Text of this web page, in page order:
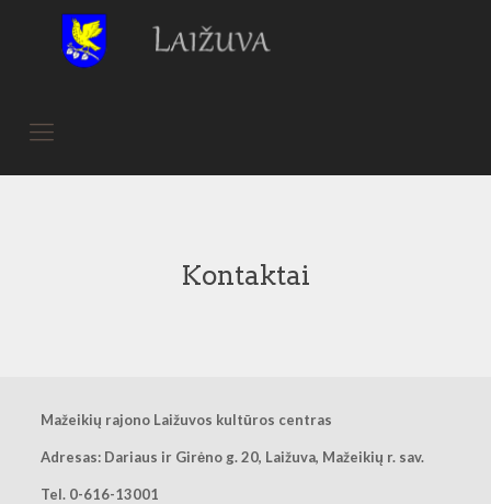
Kontaktai
Mažeikių rajono Laižuvos kultūros centras
Adresas: Dariaus ir Girėno g. 20, Laižuva, Mažeikių r. sav.
Tel. 0-616-13001